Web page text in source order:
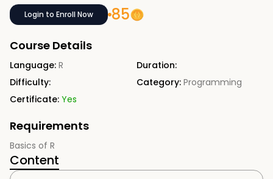
Login to Enroll Now 85
Course Details
Language: R
Duration:
Difficulty:
Category: Programming
Certificate: Yes
Requirements
Basics of R
Content